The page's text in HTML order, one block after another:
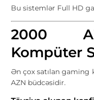
Bu sistemlər Full HD
2000
Kompüter
Ən çox satılan gaming
AZN büdcəsidir.